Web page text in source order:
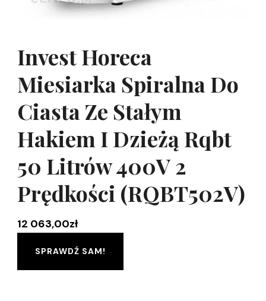
Invest Horeca
Miesiarka Spiralna Do
Ciasta Ze Stałym
Hakiem I Dzieżą Rqbt
50 Litrów 400V 2
Prędkości (RQBT502V)
12 063,00zł
SPRAWDŹ SAM!